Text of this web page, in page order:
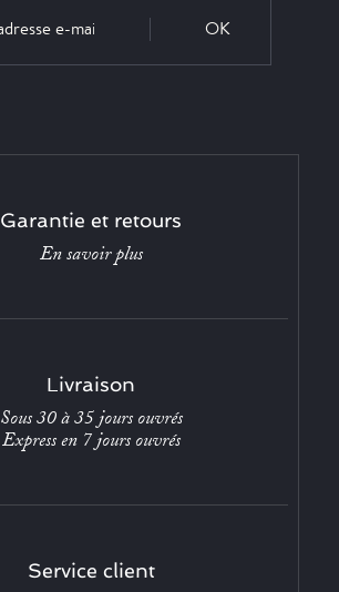
OK
Garantie et retours
En savoir plus
Livraison
Sous 30 à 35 jours ouvrés
Express en 7 jours ouvrés
Service client